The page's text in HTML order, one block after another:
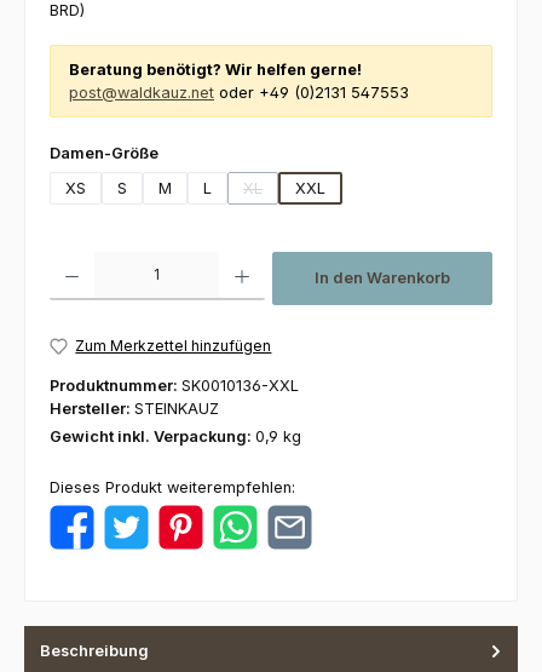
BRD)
Beratung benötigt? Wir helfen gerne!
post@waldkauz.net oder +49 (0)2131 547553
Damen-Größeauswählen
XS
S M L XL
(Diese Option ist zurzeit nicht verfügbar.)
XXL
In den Warenkorb
Zum Merkzettel hinzufügen
Produktnummer: SK0010136-XXL
Hersteller: STEINKAUZ
Gewicht inkl. Verpackung: 0,9 kg
Dieses Produkt weiterempfehlen:
Beschreibung